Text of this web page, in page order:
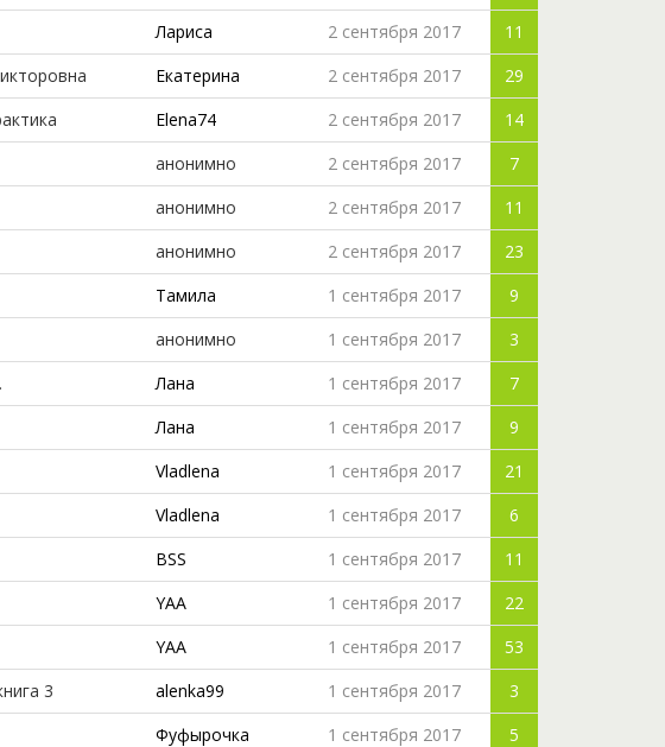
Лариса 2 сентября 2017
11
Екатерина 2 сентября 2017
29
Elena74 2 сентября 2017
14
анонимно 2 сентября 2017
7
анонимно 2 сентября 2017
11
анонимно 2 сентября 2017
23
Тамила 1 сентября 2017
9
анонимно 1 сентября 2017
3
Лана 1 сентября 2017
7
Лана 1 сентября 2017
9
Vladlena 1 сентября 2017
21
Vladlena 1 сентября 2017
6
BSS 1 сентября 2017
11
YAA 1 сентября 2017
22
YAA 1 сентября 2017
53
3
alenka99 1 сентября 2017
3
Фуфырочка 1 сентября 2017
5